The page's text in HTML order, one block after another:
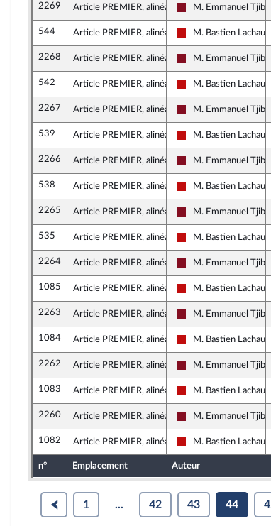
2269 Article PREMIER, alinéa 1
Gauche Démocrate
M. Emmanuel
544 Article PREMIER, alinéa 1
La France insoumise
M. Bastien Lachaud
2268 Article PREMIER, alinéa 1
Gauche Démocrate
M. Emmanuel
542 Article PREMIER, alinéa 1
La France insoumise
M. Bastien Lachaud
2267 Article PREMIER, alinéa 1
Gauche Démocrate
M. Emmanuel
539 Article PREMIER, alinéa 1
La France insoumise
M. Bastien Lachaud
2266 Article PREMIER, alinéa 1
Gauche Démocrate
M. Emmanuel
538 Article PREMIER, alinéa 1
La France insoumise
M. Bastien Lachaud
2265 Article PREMIER, alinéa 1
Gauche Démocrate
M. Emmanuel
535 Article PREMIER, alinéa 1
La France insoumise
M. Bastien Lachaud
2264 Article PREMIER, alinéa 1
Gauche Démocrate
M. Emmanuel
1085 Article PREMIER, alinéa 1
La France insoumise
M. Bastien Lachaud
2263 Article PREMIER, alinéa 1
Gauche Démocrate
M. Emmanuel
1084 Article PREMIER, alinéa 1
La France insoumise
M. Bastien Lachaud
2262 Article PREMIER, alinéa 1
Gauche Démocrate
M. Emmanuel
1083 Article PREMIER, alinéa 1
La France insoumise
M. Bastien Lachaud
2260 Article PREMIER, alinéa 1
Gauche Démocrate
M. Emmanuel
1082 Article PREMIER, alinéa 1
La France insoumise
M. Bastien Lachaud
n° Emplacement Auteur
1 ... 42 43 44